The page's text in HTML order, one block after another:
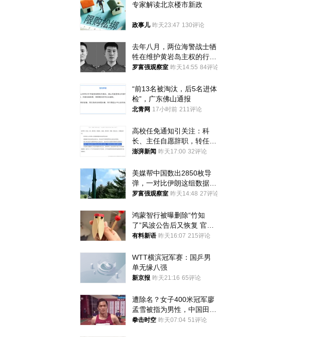
专家解读北京楼市新政
政事儿 昨天23:47 130评论
去年八月，两位海警战士牺
牲在维护黄岩岛主权的行动
中
罗富强观察室 昨天14:55 84评论
“前13名被淘汰，后5名进体
检”，广东佛山通报
北青网 17小时前 211评论
高校任免通知引关注：科
长、主任自愿辞职，转任思
政辅导员
澎湃新闻 昨天17:00 32评论
美媒帮中国数出2850枚导
弹，一对比伊朗这组数据，
发现出大事了
罗富强观察室 昨天14:48 27评论
鸿蒙智行被曝删除“竹知
了”风波公告后又恢复 官媒
曾力挺：劝华为要大度的，
有料新语 昨天16:07 215评论
WTT横滨冠军赛：国乒男
单无缘八强
新京报 昨天21:16 65评论
遭除名？女子400米冠军廖
孟雪被指为男性，中国田协
默不作声
拳击时空 昨天07:04 51评论